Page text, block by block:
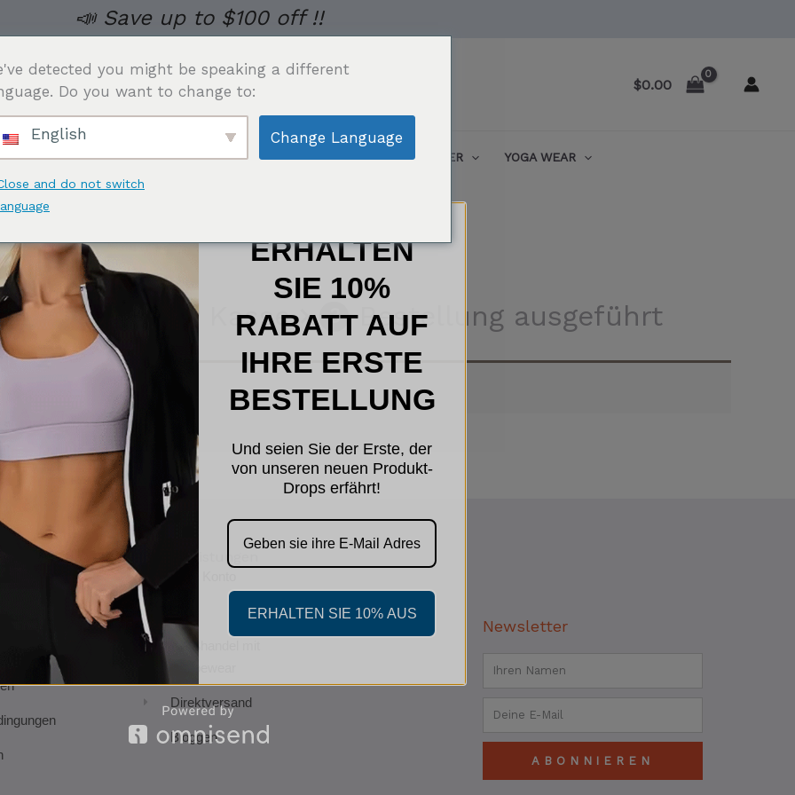
📣 Save up to $100 off !!
$0.00
HERREN UNTERWÄSCHE SAUNA ANZUG TAILLENTRAINER YOGA WEAR
2 Details zur Kasse 3 Bestellung ausgeführt
Dienstleistungen
Großhandel mit
Direktversand
Bloggen
Newsletter
Name
Email
ABONNIEREN
detected you might be speaking a different
Do you want to change to:
English Change Language
and do not switch
ERHALTEN
SIE 10%
RABATT AUF
IHRE ERSTE
BESTELLUNG
Und seien Sie der Erste, der
von unseren neuen Produkt-
Drops erfährt!
ERHALTEN SIE 10% AUS